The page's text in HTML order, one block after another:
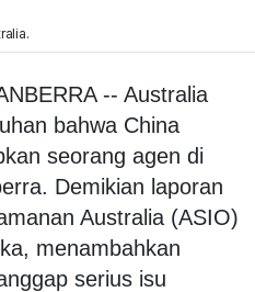
-- Australia
bahwa China
seorang agen di
Demikian laporan
Australia (ASIO)
menambahkan
serius isu